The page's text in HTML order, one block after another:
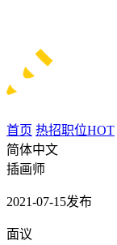
首页 热招职位HOT
简体中文
插画师
2021-07-15发布
面议